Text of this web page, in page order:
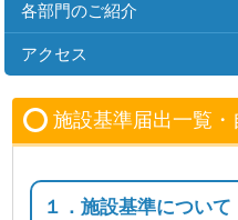
各部門のご紹介
アクセス
施設基準届出一覧・
１．施設基準について